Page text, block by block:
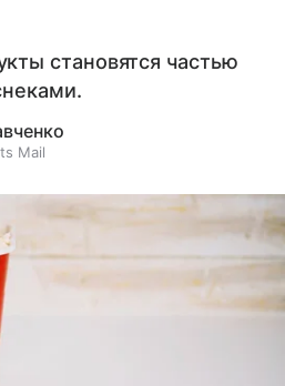
становятся частью
Mail